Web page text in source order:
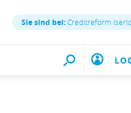
Sie sind bei:Creditreform